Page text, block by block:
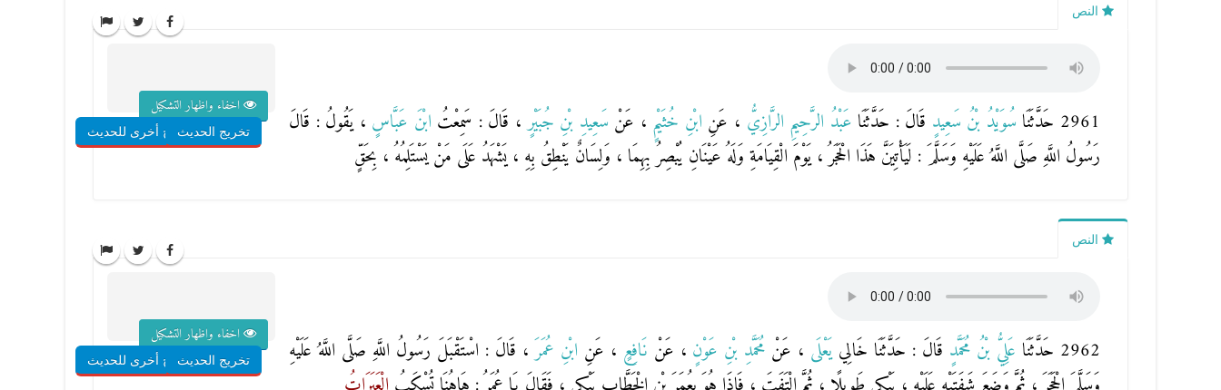
النص
2961 حَدَّثَنَا سُوَيْدُ بْنُ سَعِيدٍ قَالَ : حَدَّثَنَا عَبْدُ الرَّحِيمِ الرَّازِيُّ ، عَنِ ابْنِ خُثَيْمٍ ، عَنْ سَعِيدِ بْنِ جُبَيْرٍ، قَالَ : سَمِعْتُ ابْنَ عَبَّاسٍ ، يَقُولُ : قَالَ
رَسُولُ اللَّهِ صَلَّى اللَّهُ عَلَيْهِ وَسَلَّمَ : لَيَأْتِيَنَّ هَذَا الْحَجَرُ ، يَوْمَ الْقِيَامَةِ وَلَهُ عَيْنَانِ يُبْصِرُ بِهِمَا ، وَلِسَانٌ يَنْطِقُ بِهِ ، يَشْهَدُ عَلَى مَنْ يَسْتَلِمُهُ ، بِحَقٍّ
اخفاء واظهار التشكيل
تخريج الحديثشروح أخرى للحديث
النص
2962 حَدَّثَنَا عَلِيُّ بْنُ مُحَمَّدٍ قَالَ : حَدَّثَنَا خَالِييَعْلَى ، عَنْ مُحَمَّدِ بْنِ عَوْنٍ ، عَنْ نَافِعٍ ، عَنِ ابْنِ عُمَرَ، قَالَ : اسْتَقْبَلَ رَسُولُ اللَّهِ صَلَّى اللَّهُ عَلَيْهِ
اخفاء واظهار التشكيل
تخريج الحديثشروح أخرى للحديث